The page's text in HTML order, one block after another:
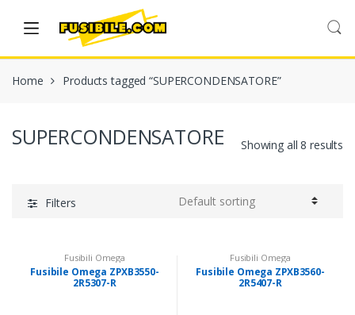
Home Products tagged “SUPERCONDENSATORE”
SUPERCONDENSATORE Showing all 8 results
Filters
Fusibili Omega
Fusibile Omega ZPXB3550-
2R5307-R
Fusibili Omega
Fusibile Omega ZPXB3560-
2R5407-R